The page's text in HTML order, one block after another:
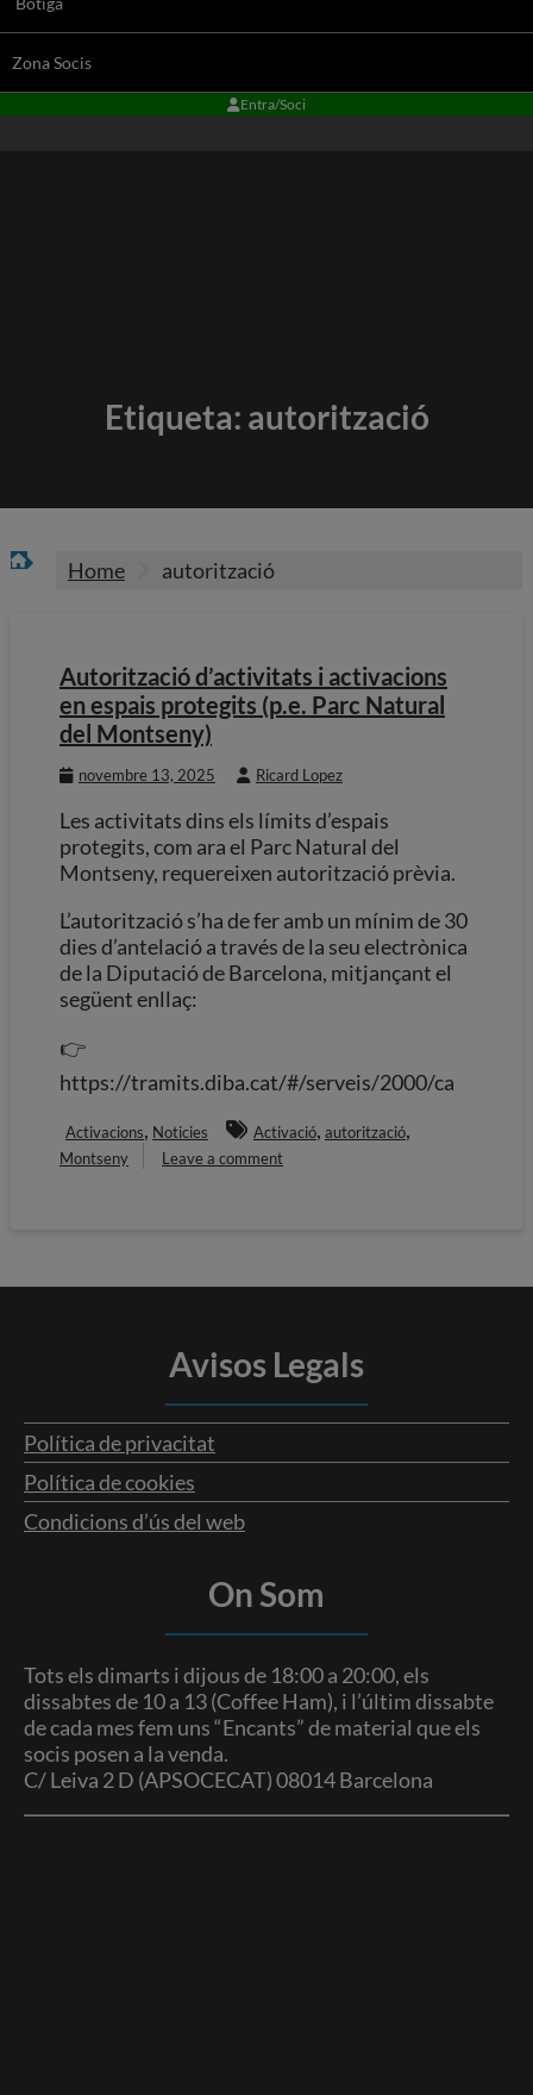
Zona Socis
Entra/Soci
Etiqueta: autorització
Home autorització
Autorització d’activitats i activacions
en espais protegits (p.e. Parc Natural
del Montseny)
novembre 13, 2025 Ricard Lopez
Les activitats dins els límits d’espais
protegits, com ara el Parc Natural del
Montseny, requereixen autorització prèvia.
L’autorització s’ha de fer amb un mínim de 30
dies d’antelació a través de la seu electrònica
de la Diputació de Barcelona, mitjançant el
següent enllaç:
👉
https://tramits.diba.cat/#/serveis/2000/ca
Activacions, Noticies Activació, autorització,
Montseny Leave a comment
Avisos Legals
Política de privacitat
Política de cookies
Condicions d’ús del web
On Som
Tots els dimarts i dijous de 18:00 a 20:00, els
dissabtes de 10 a 13 (Coffee Ham), i l’últim dissabte
de cada mes fem uns “Encants” de material que els
socis posen a la venda.
C/ Leiva 2 D (APSOCECAT) 08014 Barcelona